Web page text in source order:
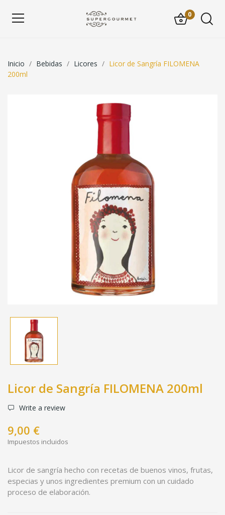
0
Inicio Bebidas Licores
Licor de Sangría FILOMENA
200ml
Licor de Sangría FILOMENA 200ml
Write a review
9,00 €
Impuestos incluidos
Licor de sangría hecho con recetas de buenos vinos, frutas,
especias y unos ingredientes premium con un cuidado
proceso de elaboración.